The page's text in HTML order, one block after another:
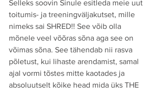
Selleks soovin Sinule esitleda meie uut
toitumis- ja treeningväljakutset, mille
nimeks sai SHRED!! See võib olla
mõnele veel võõras sõna aga see on
võimas sõna. See tähendab nii rasva
põletust, kui lihaste arendamist, samal
ajal vormi tõstes mitte kaotades ja
absoluutselt kõike head mida üks THE